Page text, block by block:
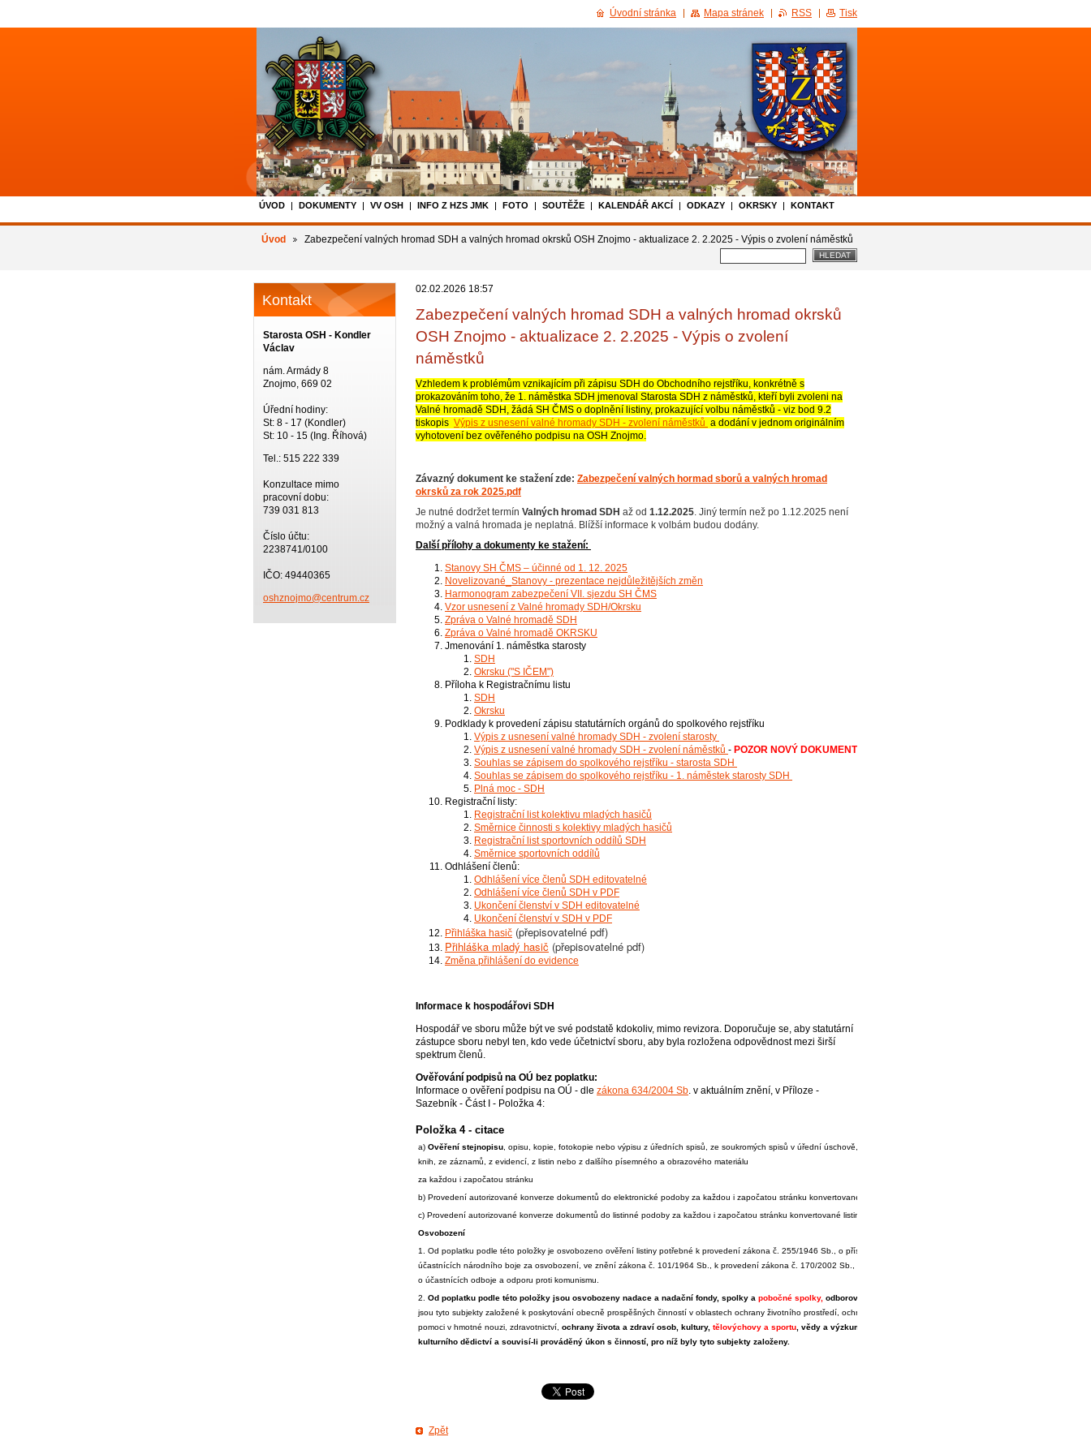
ÚVOD DOKUMENTY VV OSH INFO Z HZS JMK FOTO SOUTĚŽE KALENDÁŘ AKCÍ ODKAZY OKRSKY KONTAKT
Úvod Zabezpečení valných hromad SDH a valných hromad okrsků OSH Znojmo - aktualizace 2. 2.2025 - Výpis o zvolení náměstků
02.02.2026 18:57
Zabezpečení valných hromad SDH a valných hromad okrsků
OSH Znojmo - aktualizace 2. 2.2025 - Výpis o zvolení
náměstků
Vzhledem k problémům vznikajícím při zápisu SDH do Obchodního rejstříku, konkrétně s
prokazováním toho, že 1. náměstka SDH jmenoval Starosta SDH z náměstků, kteří byli zvoleni na
Valné hromadě SDH, žádá SH ČMS o doplnění listiny, prokazující volbu náměstků - viz bod 9.2
tiskopis Výpis z usnesení valné hromady SDH - zvolení náměstků a dodání v jednom originálním
vyhotovení bez ověřeného podpisu na OSH Znojmo.
Závazný dokument ke stažení zde: Zabezpečení valných hormad sborů a valných hromad
okrsků za rok 2025.pdf
Je nutné dodržet termín Valných hromad SDH až od 1.12.2025. Jiný termín než po 1.12.2025 není
možný a valná hromada je neplatná. Blížší informace k volbám budou dodány.
Další přílohy a dokumenty ke stažení:
Stanovy SH ČMS – účinné od 1. 12. 2025
Novelizované_Stanovy - prezentace nejdůležitějších změn
Harmonogram zabezpečení VII. sjezdu SH ČMS
Vzor usnesení z Valné hromady SDH/Okrsku
Zpráva o Valné hromadě SDH
Zpráva o Valné hromadě OKRSKU
Jmenování 1. náměstka starosty
SDH
Okrsku ("S IČEM")
Příloha k Registračnímu listu
SDH
Okrsku
Podklady k provedení zápisu statutárních orgánů do spolkového rejstříku
Výpis z usnesení valné hromady SDH - zvolení starosty
Výpis z usnesení valné hromady SDH - zvolení náměstků - POZOR NOVÝ DOKUMENT
Souhlas se zápisem do spolkového rejstříku - starosta SDH
Souhlas se zápisem do spolkového rejstříku - 1. náměstek starosty SDH
Plná moc - SDH
Registrační listy:
Registrační list kolektivu mladých hasičů
Směrnice činnosti s kolektivy mladých hasičů
Registrační list sportovních oddílů SDH
Směrnice sportovních oddílů
Odhlášení členů:
Odhlášení více členů SDH editovatelné
Odhlášení více členů SDH v PDF
Ukončení členství v SDH editovatelné
Ukončení členství v SDH v PDF
Přihláška hasič (přepisovatelné pdf)
Přihláška mladý hasič (přepisovatelné pdf)
Změna přihlášení do evidence
Informace k hospodářovi SDH
Hospodář ve sboru může být ve své podstatě kdokoliv, mimo revizora. Doporučuje se, aby statutární
zástupce sboru nebyl ten, kdo vede účetnictví sboru, aby byla rozložena odpovědnost mezi širší
spektrum členů.
Ověřování podpisů na OÚ bez poplatku:
Informace o ověření podpisu na OÚ - dle zákona 634/2004 Sb. v aktuálním znění, v Příloze -
Sazebník - Část I - Položka 4:
Položka 4 - citace
a) Ověření stejnopisu , opisu, kopie, fotokopie nebo výpisu z úředních spisů, ze soukromých spisů v úřední úschově, z rejstříků, z registrů, z
knih, ze záznamů, z evidencí, z listin nebo z dalšího písemného a obrazového materiálu
za každou i započatou stránku
b) Provedení autorizované konverze dokumentů do elektronické podoby za každou i započatou stránku konvertované listiny
c) Provedení autorizované konverze dokumentů do listinné podoby za každou i započatou stránku konvertované listiny
Osvobození
1. Od poplatku podle této položky je osvobozeno ověření listiny potřebné k provedení zákona č. 255/1946 Sb., o příslušnících československé armády v zahraničí a o některých
účastnících národního boje za osvobození, ve znění zákona č. 101/1964 Sb., k provedení zákona č. 170/2002 Sb., o válečných veteránech, a k provedení zákona č. 262/2011
o účastnících odboje a odporu proti komunismu.
2. Od poplatku podle této položky jsou osvobozeny nadace a nadační fondy, spolky a pobočné spolky, odborové
jsou tyto subjekty založené k poskytování obecně prospěšných činností v oblastech ochrany životního prostředí, ochrany mládeže, ochrany zvířat, sociálních služeb, sociální péče
pomoci v hmotné nouzi, zdravotnictví, ochrany života a zdraví osob, kultury, tělovýchovy a sportu , vědy a výzkumu,
kulturního dědictví a souvisí-li prováděný úkon s činností, pro níž byly tyto subjekty založeny.
Zpět
Kontakt
Starosta OSH - Kondler
Václav
nám. Armády 8
Znojmo, 669 02
Úřední hodiny:
St: 8 - 17 (Kondler)
St: 10 - 15 (Ing. Říhová)
Tel.: 515 222 339
Konzultace mimo
pracovní dobu:
739 031 813
Číslo účtu:
2238741/0100
IČO: 49440365
oshznojmo@centrum.cz
Úvodní stránka Mapa stránek RSS Tisk